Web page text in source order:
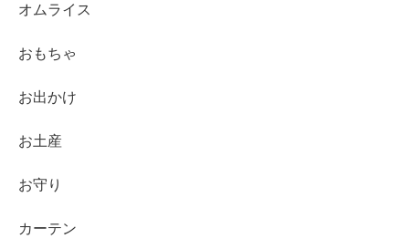
オムライス
おもちゃ
お出かけ
お土産
お守り
カーテン